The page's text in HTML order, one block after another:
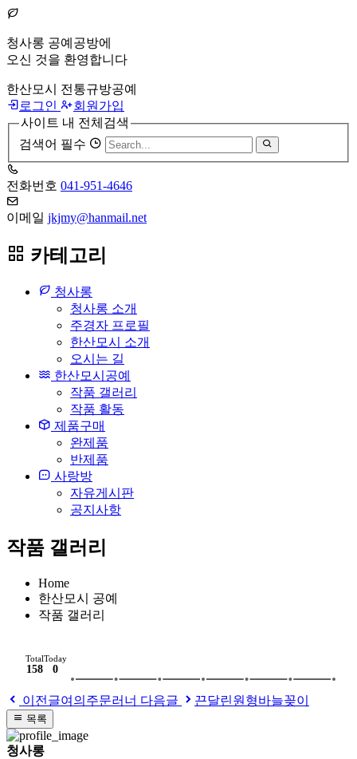
청사롱 공예공방에
오신 것을 환영합니다
한산모시 전통규방공예
로그인
회원가입
사이트 내 전체검색
검색어 필수
전화번호 041-951-4646
이메일 jkjmy@hanmail.net
카테고리
청사롱
청사롱 소개
주경자 프로필
한산모시 소개
오시는 길
한산모시공예
작품 갤러리
작품 활동
제품구매
완제품
반제품
사랑방
자유게시판
공지사항
작품 갤러리
Home
한산모시 공예
작품 갤러리
Total
158
Today
0
이전글여의주문러너 다음글 끈달린원형바늘꽂이
목록
청사롱